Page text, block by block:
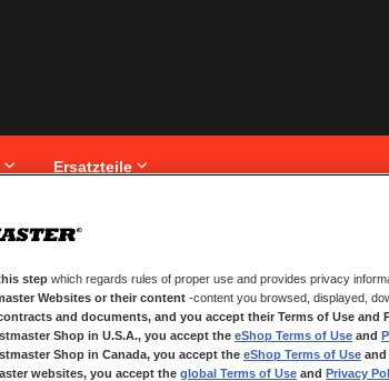
Ersatzteile
NEUE KUNDEN
Ihre Anmeldung hat
Sendungsverfolgung
step which regards rules of proper use and provides privacy
Websites or their content -content you browsed, displayed,
and documents, and you accept their Terms of Use and
Shop in U.S.A., you accept the eShop Terms of Use and
Shop in Canada, you accept the eShop Terms of Use and
websites, you accept the global Terms of Use and Privacy